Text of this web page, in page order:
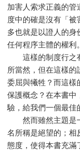
加害人索求正義的管
度中的確是沒有「被
多也就是以證人的身
任何程序主體的權利。
這樣的制度行之有
所當然，但在這樣
委屈與犧牲？而這樣
保護概念？在本書中
驗，給我們一個最佳
然而雖然主題是一
名所稱是絕望的；相
態度，使得本書充滿